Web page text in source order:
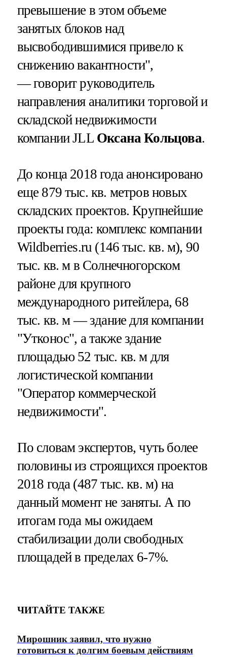
превышение в этом объеме
занятых блоков над
высвободившимися привело к
снижению вакантности",
— говорит руководитель
направления аналитики торговой и
складской недвижимости
компании JLL Оксана Кольцова.
До конца 2018 года анонсировано
еще 879 тыс. кв. метров новых
складских проектов. Крупнейшие
проекты года: комплекс компании
Wildberries.ru (146 тыс. кв. м), 90
тыс. кв. м в Солнечногорском
районе для крупного
международного ритейлера, 68
тыс. кв. м — здание для компании
"Утконос", а также здание
площадью 52 тыс. кв. м для
логистической компании
"Оператор коммерческой
недвижимости".
По словам экспертов, чуть более
половины из строящихся проектов
2018 года (487 тыс. кв. м) на
данный момент не заняты. А по
итогам года мы ожидаем
стабилизации доли свободных
площадей в пределах 6-7%.
ЧИТАЙТЕ ТАКЖЕ
Мирошник заявил, что нужно
готовиться к долгим боевым действиям